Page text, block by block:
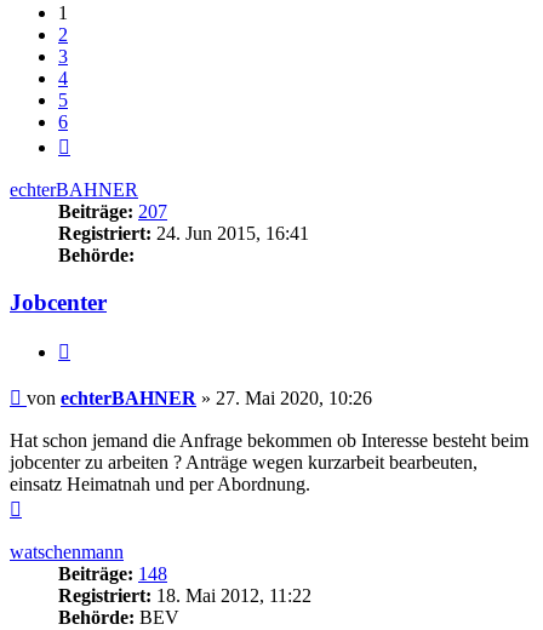
1
2
3
4
5
6
echterBAHNER
Beiträge: 207
Registriert: 24. Jun 2015, 16:41
Behörde:
Jobcenter
Beitrag
von echterBAHNER » 27. Mai 2020, 10:26
Hat schon jemand die Anfrage bekommen ob Interesse besteht beim
jobcenter zu arbeiten ? Anträge wegen kurzarbeit bearbeuten,
einsatz Heimatnah und per Abordnung.
watschenmann
Beiträge: 148
Registriert: 18. Mai 2012, 11:22
Behörde: BEV